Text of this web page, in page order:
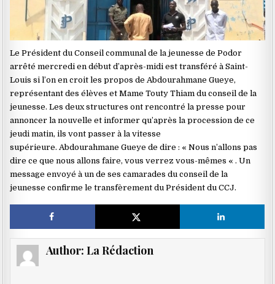
Le Président du Conseil communal de la jeunesse de Podor
arrêté mercredi en début d’après-midi est transféré à Saint-
Louis si l’on en croit les propos de Abdourahmane Gueye,
représentant des élèves et Mame Touty Thiam du conseil de la
jeunesse. Les deux structures ont rencontré la presse pour
annoncer la nouvelle et informer qu’après la procession de ce
jeudi matin, ils vont passer à la vitesse
supérieure. Abdourahmane Gueye de dire : « Nous n’allons pas
dire ce que nous allons faire, vous verrez vous-mêmes « . Un
message envoyé à un de ses camarades du conseil de la
jeunesse confirme le transfèrement du Président du CCJ.
Author: La Rédaction